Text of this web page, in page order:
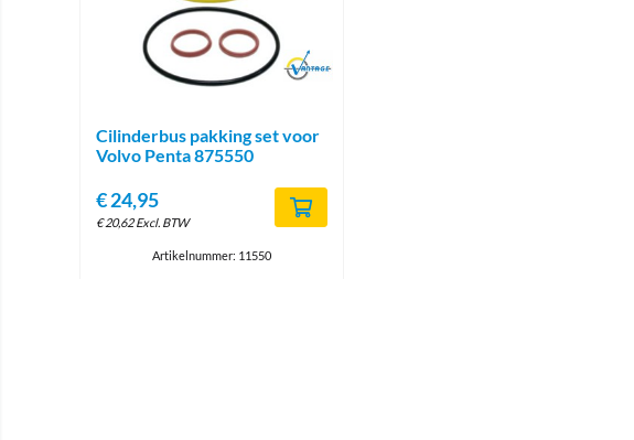
Brand
Cilinderbus pakking set voor
Volvo Penta 875550
€24,95
€20,62 Excl. BTW
Artikelnummer: 11550